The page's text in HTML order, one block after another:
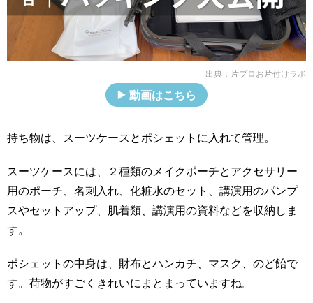
出典： 片プロお片付けラボ
動画はこちら
持ち物は、スーツケースとポシェットに入れて管理。
スーツケースには、２種類のメイクポーチとアクセサリー
用のポーチ、名刺入れ、化粧水のセット、講演用のパンプ
スやセットアップ、肌着類、講演用の資料などを収納しま
す。
ポシェットの中身は、財布とハンカチ、マスク、のど飴で
す。荷物がすごくきれいにまとまっていますね。